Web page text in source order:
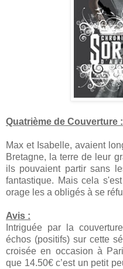
Quatrième de Couverture :
Max et Isabelle, avaient
Bretagne, la terre de leur
ils pouvaient partir sans
fantastique. Mais cela
orage les a obligés à se
Avis :
Intriguée par la
échos (positifs) sur cette
croisée en occasion à
que 14.50€ c’est un petit